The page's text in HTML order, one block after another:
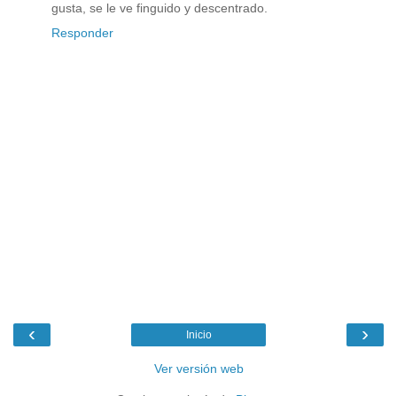
gusta, se le ve finguido y descentrado.
Responder
‹ ›
Inicio
Ver versión web